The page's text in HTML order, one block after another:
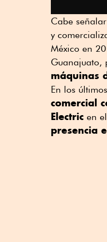
Cabe
y
México en
Guanajuato,
máquinas
En los
comercial
Electric en
presencia